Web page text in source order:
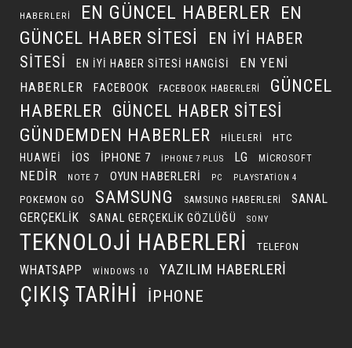
HABERLERI EN GÜNCEL HABERLER EN
GÜNCEL HABER SITESI
EN IYI HABER
SITESI
EN IYI HABER SITESI HANGISI
EN YENI
HABERLER
FACEBOOK FACEBOOK HABERLERI
GÜNCEL
HABERLER GÜNCEL HABER SITESI
GÜNDEMDEN HABERLER HILELERI HTC
HUAWEI IOS IPHONE 7 IPHONE 7 PLUS LG MICROSOFT
NEDIR NOTE 7 OYUN HABERLERI PC PLAYSTATION 4
POKEMON GO SAMSUNG SAMSUNG HABERLERI
SANAL
GERÇEKLIK
SANAL GERÇEKLIK GÖZLÜĞÜ SONY
TEKNOLOJI HABERLERI TELEFON
WHATSAPP WINDOWS 10 YAZILIM HABERLERI
ÇIKIŞ TARIHI İPHONE